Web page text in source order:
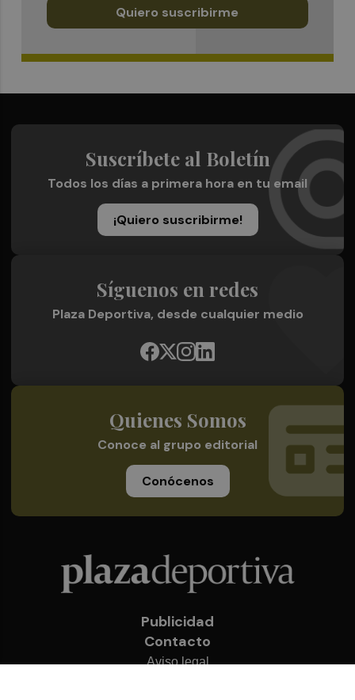
Quiero suscribirme
Suscríbete al Boletín
Todos los días a primera hora en tu email
¡Quiero suscribirme!
Síguenos en redes
Plaza Deportiva, desde cualquier medio
Quienes Somos
Conoce al grupo editorial
Conócenos
Publicidad
Contacto
Aviso legal